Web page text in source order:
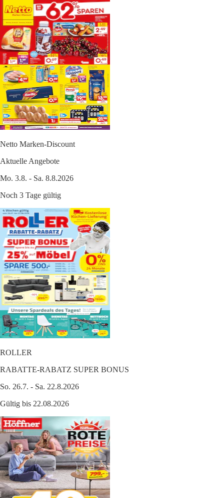
Netto Marken-Discount
Aktuelle Angebote
Mo. 3.8. - Sa. 8.8.2026
Noch 3 Tage gültig
ROLLER
RABATTE-RABATZ SUPER BONUS
So. 26.7. - Sa. 22.8.2026
Gültig bis 22.08.2026